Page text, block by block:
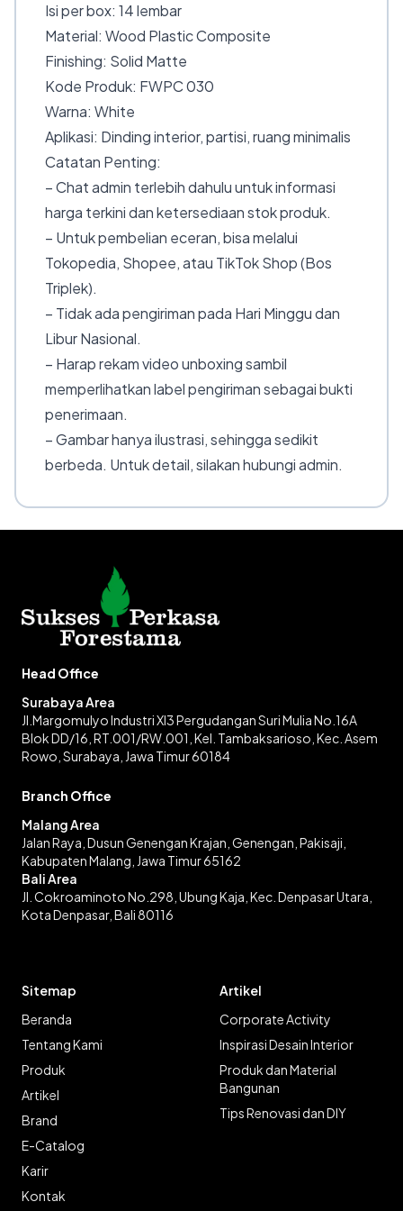
Isi per box: 14 lembar
Material: Wood Plastic Composite
Finishing: Solid Matte
Kode Produk: FWPC 030
Warna: White
Aplikasi: Dinding interior, partisi, ruang minimalis
Catatan Penting:
– Chat admin terlebih dahulu untuk informasi
harga terkini dan ketersediaan stok produk.
– Untuk pembelian eceran, bisa melalui
Tokopedia, Shopee, atau TikTok Shop (Bos
Triplek).
– Tidak ada pengiriman pada Hari Minggu dan
Libur Nasional.
– Harap rekam video unboxing sambil
memperlihatkan label pengiriman sebagai bukti
penerimaan.
– Gambar hanya ilustrasi, sehingga sedikit
berbeda. Untuk detail, silakan hubungi admin.
Head Office
Surabaya Area
Jl.Margomulyo Industri XI3 Pergudangan Suri Mulia No.16A
Blok DD/16, RT.001/RW.001, Kel. Tambaksarioso, Kec. Asem
Rowo, Surabaya, Jawa Timur 60184
Branch Office
Malang Area
Jalan Raya, Dusun Genengan Krajan, Genengan, Pakisaji,
Kabupaten Malang, Jawa Timur 65162
Bali Area
Jl. Cokroaminoto No.298, Ubung Kaja, Kec. Denpasar Utara,
Kota Denpasar, Bali 80116
Sitemap
Beranda
Tentang Kami
Produk
Artikel
Brand
E-Catalog
Karir
Kontak
Artikel
Corporate Activity
Inspirasi Desain Interior
Produk dan Material
Bangunan
Tips Renovasi dan DIY